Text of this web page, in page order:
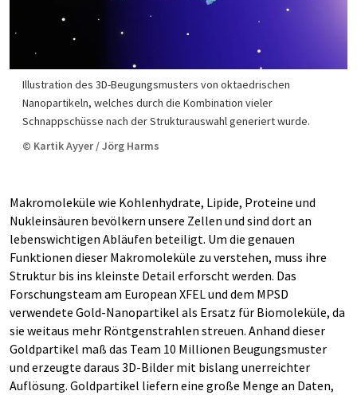
Illustration des 3D-Beugungsmusters von oktaedrischen
Nanopartikeln, welches durch die Kombination vieler
Schnappschüsse nach der Strukturauswahl generiert wurde.
© Kartik Ayyer / Jörg Harms
Makromoleküle wie Kohlenhydrate, Lipide, Proteine und
Nukleinsäuren bevölkern unsere Zellen und sind dort an
lebenswichtigen Abläufen beteiligt. Um die genauen
Funktionen dieser Makromoleküle zu verstehen, muss ihre
Struktur bis ins kleinste Detail erforscht werden. Das
Forschungsteam am European XFEL und dem MPSD
verwendete Gold-Nanopartikel als Ersatz für Biomoleküle, da
sie weitaus mehr Röntgenstrahlen streuen. Anhand dieser
Goldpartikel maß das Team 10 Millionen Beugungsmuster
und erzeugte daraus 3D-Bilder mit bislang unerreichter
Auflösung. Goldpartikel liefern eine große Menge an Daten,